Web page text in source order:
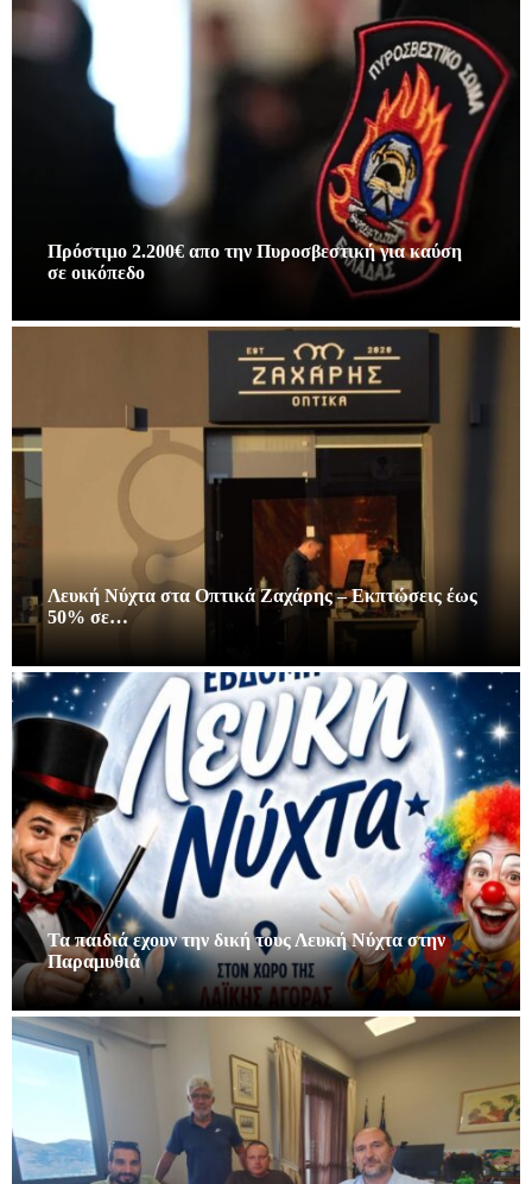
Πρόστιμο 2.200€ απο την Πυροσβεστική για καύση
σε οικόπεδο
Λευκή Νύχτα στα Οπτικά Ζαχάρης – Εκπτώσεις έως
50% σε…
Τα παιδιά εχουν την δική τους Λευκή Νύχτα στην
Παραμυθιά